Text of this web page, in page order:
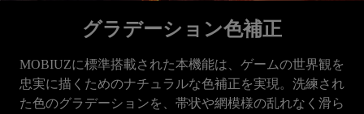
グラデーション色補正
MOBIUZに標準搭載された本機能は、ゲームの世界観を
忠実に描くためのナチュラルな色補正を実現。洗練され
た色のグラデーションを、帯状や網模様の乱れなく滑ら